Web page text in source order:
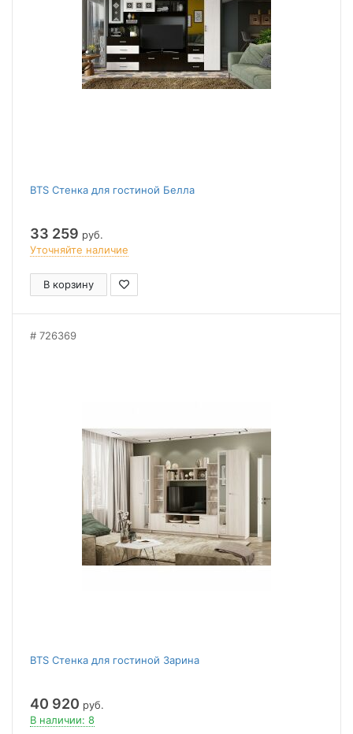
BTS Стенка для гостиной Белла
33 259 руб.
Уточняйте наличие
В корзину
726369
BTS Стенка для гостиной Зарина
40 920 руб.
В наличии: 8